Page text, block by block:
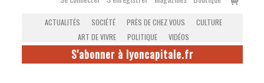
ACTUALITÉS SOCIÉTÉ PRÈS DE CHEZ VOUS
CULTURE
ART DE VIVRE
POLITIQUE VIDÉOS
S'abonner à lyoncapitale.fr